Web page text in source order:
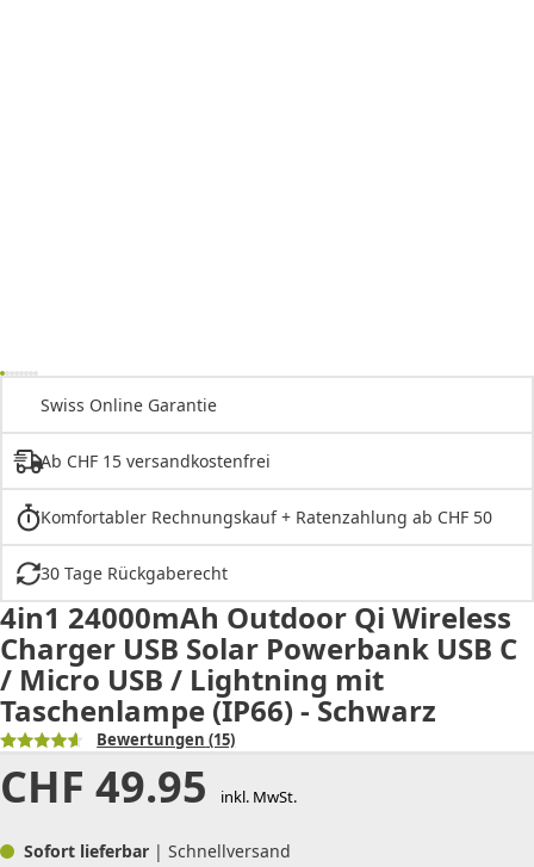
Swiss Online Garantie
Ab CHF 15 versandkostenfrei
Komfortabler Rechnungskauf + Ratenzahlung ab CHF 50
30 Tage Rückgaberecht
4in1 24000mAh Outdoor Qi Wireless
Charger USB Solar Powerbank USB C
/ Micro USB / Lightning mit
Taschenlampe (IP66) - Schwarz
Bewertungen (15)
CHF 49.95 inkl. MwSt.
Sofort lieferbar | Schnellversand